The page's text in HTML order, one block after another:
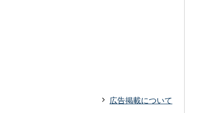
広告掲載について